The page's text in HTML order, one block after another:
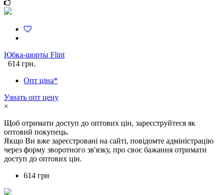
Юбка-шорты Flint
614 грн.
Опт ціна*
Узнать опт цену
×
Щоб отримати доступ до оптових цін, зареєструйтеся як
оптовий покупець.
Якщо Ви вже зареєстровані на сайті, повідомте адміністрацію
через форму зворотного зв'язку, про своє бажання отримати
доступ до оптових цін.
614 грн